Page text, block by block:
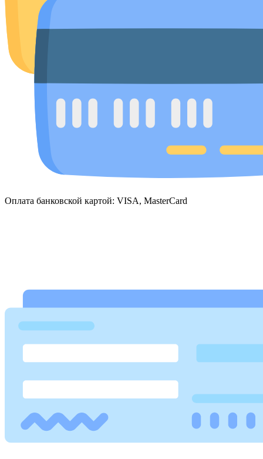
Оплата банковской картой: VISA, MasterCard